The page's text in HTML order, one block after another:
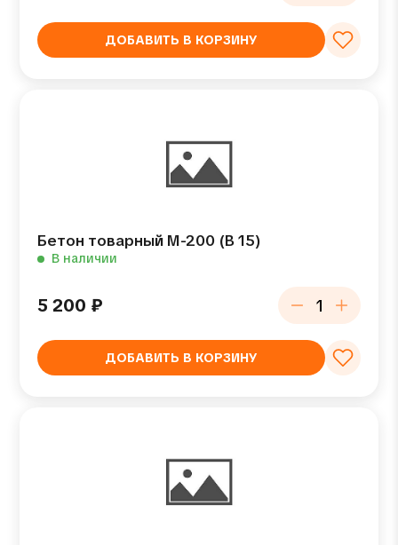
ДОБАВИТЬ В КОРЗИНУ
Бетон товарный М-200 (В 15)
В наличии
5 200 ₽
ДОБАВИТЬ В КОРЗИНУ